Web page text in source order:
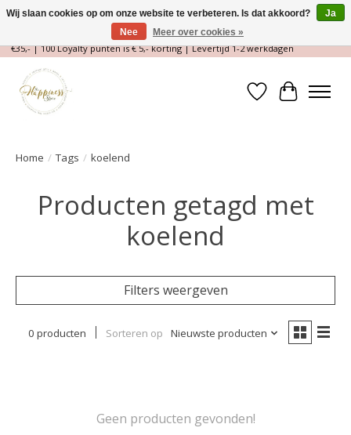
Magische Conceptstore, Edelstenen & Spirituele winkel | Gratis verzending >
€35,- | 100 Loyalty punten is € 5,- korting | Levertijd 1-2 werkdagen
Verlanglijst
Home / Tags / koelend
Producten getagd met
koelend
Filters weergeven
0 producten Sorteren op Nieuwste producten
Geen producten gevonden!
Wij slaan cookies op om onze website te verbeteren. Is dat akkoord?
Ja
Nee
Meer over cookies »